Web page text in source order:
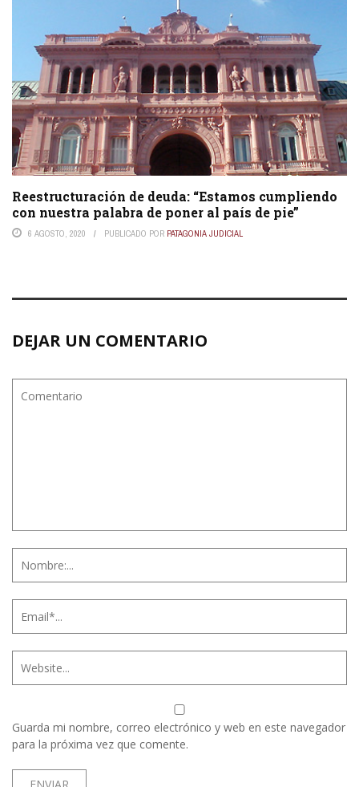
Reestructuración de deuda: “Estamos cumpliendo
con nuestra palabra de poner al país de pie”
6 AGOSTO, 2020 PUBLICADO POR PATAGONIA JUDICIAL
DEJAR UN COMENTARIO
Guarda mi nombre, correo electrónico y web en este navegador
para la próxima vez que comente.